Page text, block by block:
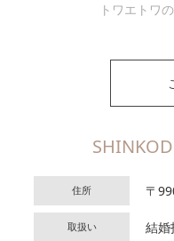
トワエトワ
住所 〒
取扱い 結婚